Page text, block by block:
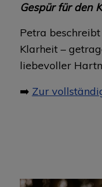
Gespür für den
Petra
Klarheit –
liebevoller
➡️ Zur